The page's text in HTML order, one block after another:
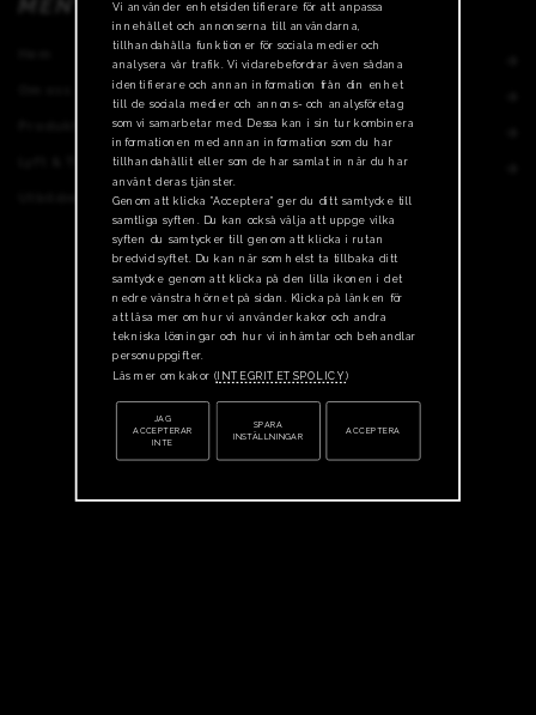
Lyft & Transport
Jobba hos oss
Nyheter
Kontakta oss
Bli kund
Vi använder enhetsidentifierare för att anpassa
innehållet och annonserna till användarna,
tillhandahålla funktioner för sociala medier och
analysera vår trafik. Vi vidarebefordrar även sådana
identifierare och annan information från din enhet
till de sociala medier och annons- och analysföretag
som vi samarbetar med. Dessa kan i sin tur kombinera
informationen med annan information som du har
tillhandahållit eller som de har samlat in när du har
använt deras tjänster.
Genom att klicka ”Acceptera” ger du ditt samtycke till
samtliga syften. Du kan också välja att uppge vilka
syften du samtycker till genom att klicka i rutan
bredvid syftet. Du kan när som helst ta tillbaka ditt
samtycke genom att klicka på den lilla ikonen i det
nedre vänstra hörnet på sidan. Klicka på länken för
att läsa mer om hur vi använder kakor och andra
tekniska lösningar och hur vi inhämtar och behandlar
personuppgifter.
Läs mer om kakor (INTEGRITETSPOLICY)
JAG
ACCEPTERAR
INTE
SPARA
INSTÄLLNINGAR
ACCEPTERA